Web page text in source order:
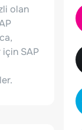
olan
için SAP